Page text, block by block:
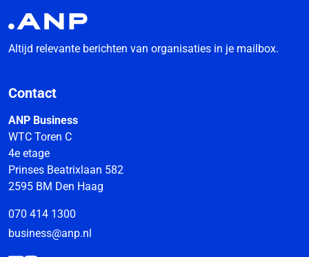
Altijd relevante berichten van organisaties in je mailbox.
Contact
ANP Business
WTC Toren C
4e etage
Prinses Beatrixlaan 582
2595 BM Den Haag
070 414 1300
business@anp.nl